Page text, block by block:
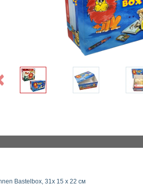
Bastelbox, 31х 15 х 22 см